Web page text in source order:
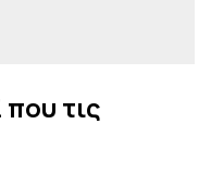
που τις